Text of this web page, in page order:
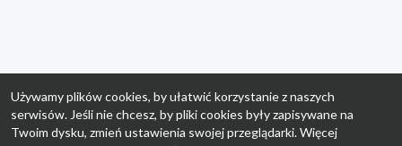
Używamy plików cookies, by ułatwić korzystanie z naszych
serwisów. Jeśli nie chcesz, by pliki cookies były zapisywane na
Twoim dysku, zmień ustawienia swojej przeglądarki. Więcej